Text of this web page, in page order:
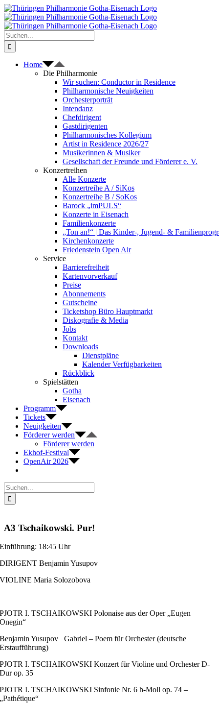
Zum
Inhalt
springen
Suche
nach:
Home
Die Philharmonie
Wir suchen: Conductor in Residence
Philharmonische Neuigkeiten
Orchesterporträt
Intendanz
Chefdirigent
Gastdirigenten
Philharmonisches Kollegium
Artist in Residence 2026/27
Musikerinnen & Musiker
Gesellschaft der Freunde und Förderer e. V.
Konzertreihen
Alle Konzerte
Konzertreihe A / SiKos
Konzertreihe B / SoKos
Barock „imPULS“
Konzerte in Eisenach
Familienkonzerte
„Ton an!“ | Das Kinder-, Jugend- &
Kirchenkonzerte
Friedenstein Open Air
Service
Barrierefreiheit
Kartenvorverkauf
Preise
Abonnements
Gutscheine
Ticketshop Büro Hauptmarkt
Diskografie & Media
Jobs
Kontakt
Downloads
Dienstpläne
Kalender Verfügbarkeiten
Rückblick
Spielstätten
Gotha
Eisenach
Programm
Tickets
Neuigkeiten
Förderer werden
Förderer werden
Ekhof-Festival
OpenAir 2026
Suche
nach:
A3 Tschaikowski. Pur!
Einführung: 18:45 Uhr
DIRIGENT Benjamin Yusupov
VIOLINE Maria Solozobova
PJOTR I. TSCHAIKOWSKI Polonaise aus der Oper „Eugen
Onegin“
Benjamin YusupovGabriel – Poem für Orchester (deutsche
Erstaufführung)
PJOTR I. TSCHAIKOWSKI Konzert für Violine und Orchester D-
Dur op. 35
PJOTR I. TSCHAIKOWSKI Sinfonie Nr. 6 h-Moll op. 74 –
„Pathétique“